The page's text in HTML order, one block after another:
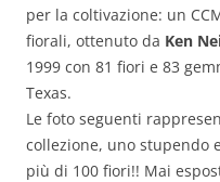
per la coltivazione: un
fiorali, ottenuto da Ken
1999 con 81 fiori e 83
Texas.
Le foto seguenti
collezione, uno stupendo
più di 100 fiori!! Mai